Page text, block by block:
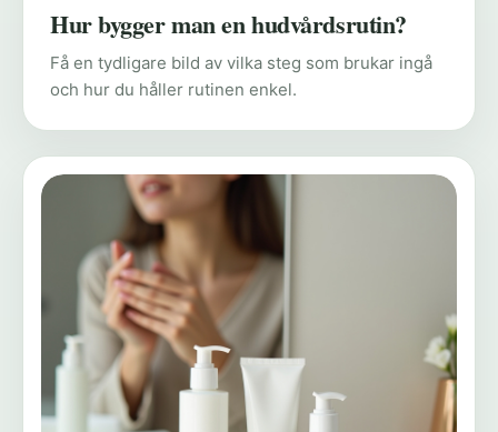
Hur bygger man en hudvårdsrutin?
Få en tydligare bild av vilka steg som brukar ingå
och hur du håller rutinen enkel.